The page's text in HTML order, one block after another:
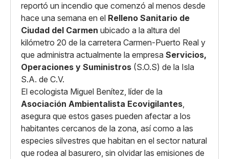
reportó un incendio que comenzó al menos desde
hace una semana en el Relleno Sanitario de
Ciudad del Carmen ubicado a la altura del
kilómetro 20 de la carretera Carmen-Puerto Real y
que administra actualmente la empresa Servicios,
Operaciones y Suministros (S.O.S) de la Isla
S.A. de C.V.
El ecologista Miguel Benítez, líder de la
Asociación Ambientalista Ecovigilantes,
asegura que estos gases pueden afectar a los
habitantes cercanos de la zona, así como a las
especies silvestres que habitan en el sector natural
que rodea al basurero, sin olvidar las emisiones de